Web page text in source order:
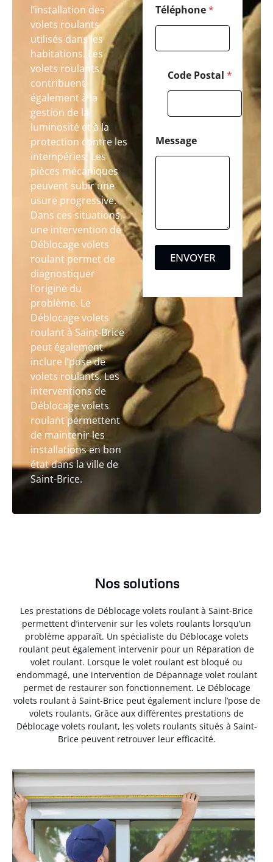
l’installation des
volets roulants
utilisés dans les
habitations. Les
volets roulants
contribuent
également à la
gestion de la
luminosité et à la
protection contre les
intempéries. Les
pièces mécaniques
peuvent subir une
usure progressive.
Dans ces situations,
une intervention de
Déblocage volets
roulant permet de
diagnostiquer
l’origine du
problème. Le
Déblocage volets
roulant à Saint-Brice
peut également
inclure l’pose de
volets roulants. Les
interventions de
Déblocage volets
roulant permettent
de maintenir les
installations en bon
état dans la ville de
Saint-Brice.
Téléphone*
Code Postal *
Message
ENVOYER
Nos solutions
Les prestations de Déblocage volets roulant à Saint-Brice
permettent d’intervenir sur les volets roulants lorsqu’un
problème apparaît. Un spécialiste du Déblocage volets
roulant peut également intervenir pour un Réparation de
volet roulant. Lorsque le volet roulant est bloqué ou
endommagé, une intervention de Dépannage volet roulant
permet de restaurer son fonctionnement. Le Déblocage
volets roulant à Saint-Brice peut également inclure l’pose de
volets roulants. Grâce aux différentes prestations de
Déblocage volets roulant, les volets roulants situés à Saint-
Brice peuvent retrouver leur efficacité.